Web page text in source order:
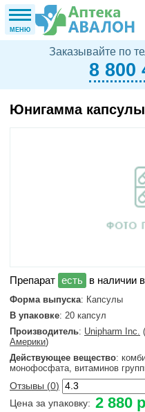
МЕНЮ
Заказывайте по
8 800
Юнигамма
в наличии
Форма выпуска: Капсулы
В упаковке: 20 капсул
Производитель: Unipharm Inc.
Америки)
Действующее вещество:
монофосфата, витаминов
Отзывы (0)
Цена за упаковку: 2 880